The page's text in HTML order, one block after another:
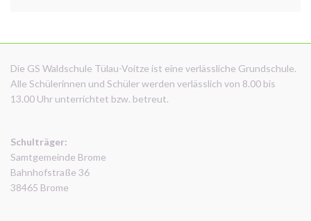
Die GS Waldschule Tülau-Voitze ist eine verlässliche Grundschule.
Alle Schülerinnen und Schüler werden verlässlich von 8.00 bis
13.00 Uhr unterrichtet bzw. betreut.
Schulträger:
Samtgemeinde Brome
Bahnhofstraße 36
38465 Brome